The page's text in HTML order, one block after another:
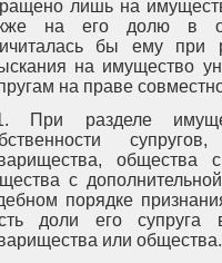
лишь на
на его долю в
бы ему при
на имущество
на праве
При разделе
общества
с
порядке
доли его супруга
или общества.